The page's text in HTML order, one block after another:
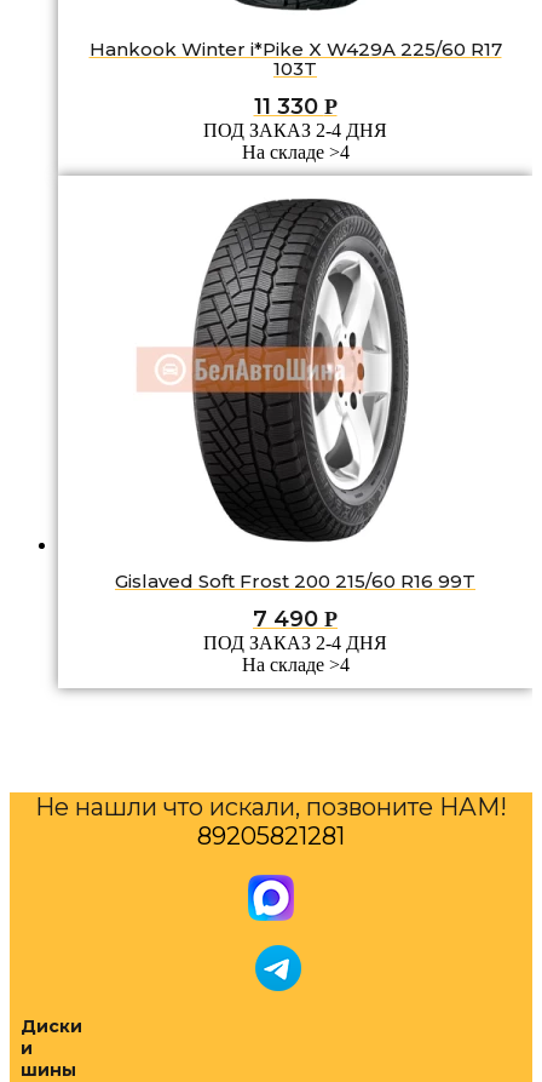
Hankook Winter i*Pike X W429A 225/60 R17
103T
11 330 Р
ПОД ЗАКАЗ 2-4 ДНЯ
На складе >4
Gislaved Soft Frost 200 215/60 R16 99T
7 490 Р
ПОД ЗАКАЗ 2-4 ДНЯ
На складе >4
Не нашли что искали, позвоните НАМ!
89205821281
Диски
и
шины